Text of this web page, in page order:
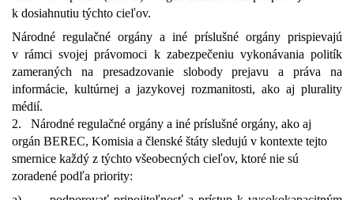
k dosiahnutiu týchto cieľov.
Národné regulačné orgány a iné príslušné orgány prispievajú
v rámci svojej právomoci k zabezpečeniu vykonávania politík
zameraných na presadzovanie slobody prejavu a práva na
informácie, kultúrnej a jazykovej rozmanitosti, ako aj plurality
médií.
2.
Národné regulačné orgány a iné príslušné orgány, ako aj
orgán BEREC, Komisia a členské štáty sledujú v kontexte tejto
smernice každý z týchto všeobecných cieľov, ktoré nie sú
zoradené podľa priority: